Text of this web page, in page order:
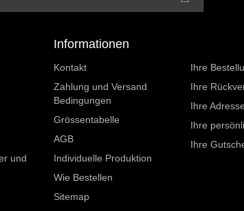
und
Informationen
Kontakt
Zahlung und Versand
Bedingungen
Grössentabelle
AGB
Individuelle Produktion
Wie Bestellen
Sitemap
Ihre
Ihre
Ihre
Ihre
Ihre